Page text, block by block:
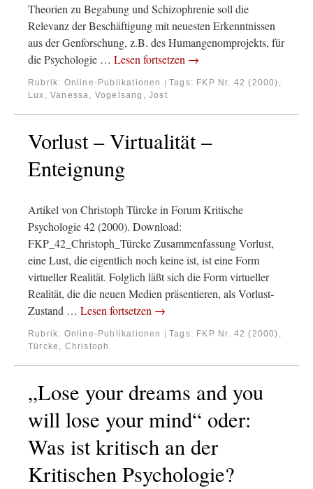
Theorien zu Begabung und Schizophrenie soll die
Relevanz der Beschäftigung mit neuesten Erkenntnissen
aus der Genforschung, z.B. des Humangenomprojekts, für
die Psychologie … Lesen fortsetzen →
Rubrik: Online-Publikationen | Tags: FKP Nr. 42 (2000) ,
Lux, Vanessa, Vogelsang, Jost
Vorlust – Virtualität –
Enteignung
Artikel von Christoph Türcke in Forum Kritische
Psychologie 42 (2000). Download:
FKP_42_Christoph_Türcke Zusammenfassung Vorlust,
eine Lust, die eigentlich noch keine ist, ist eine Form
virtueller Realität. Folglich läßt sich die Form virtueller
Realität, die die neuen Medien präsentieren, als Vorlust-
Zustand … Lesen fortsetzen →
Rubrik: Online-Publikationen | Tags: FKP Nr. 42 (2000) ,
Türcke, Christoph
„Lose your dreams and you
will lose your mind“ oder:
Was ist kritisch an der
Kritischen Psychologie?